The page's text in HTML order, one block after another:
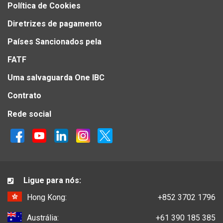
Política de Cookies
Diretrizes de pagamento
Países Sancionados pela
FATF
Uma salvaguarda One IBC
Contrato
Rede social
Ligue para nós:
Hong Kong:
+852 3702 1796
Austrália: +61 390 185 385